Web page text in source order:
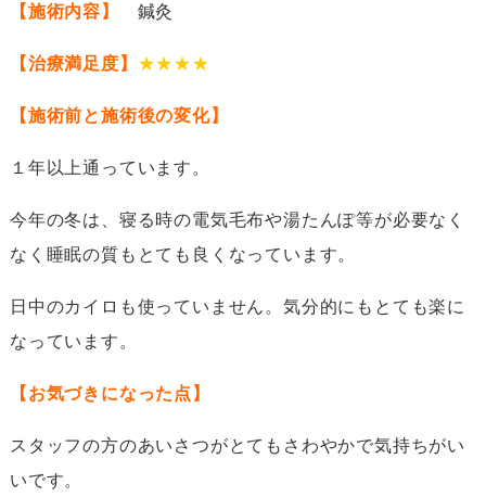
【施術内容】 鍼灸
【治療満足度】 ★★★★
【施術前と施術後の変化】
１年以上通っています。
今年の冬は、寝る時の電気毛布や湯たんぽ等が必要なく
なく睡眠の質もとても良くなっています。
日中のカイロも使っていません。気分的にもとても楽に
なっています。
【お気づきになった点】
スタッフの方のあいさつがとてもさわやかで気持ちがい
いです。